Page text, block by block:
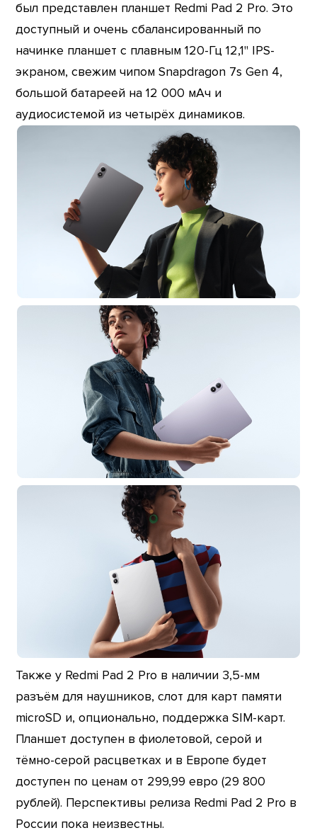
был представлен планшет Redmi Pad 2 Pro. Это
доступный и очень сбалансированный по
начинке планшет с плавным 120-Гц 12,1" IPS-
экраном, свежим чипом Snapdragon 7s Gen 4,
большой батареей на 12 000 мАч и
аудиосистемой из четырёх динамиков.
Также у Redmi Pad 2 Pro в наличии 3,5-мм
разъём для наушников, слот для карт памяти
microSD и, опционально, поддержка SIM-карт.
Планшет доступен в фиолетовой, серой и
тёмно-серой расцветках и в Европе будет
доступен по ценам от 299,99 евро (29 800
рублей). Перспективы релиза Redmi Pad 2 Pro в
России пока неизвестны.